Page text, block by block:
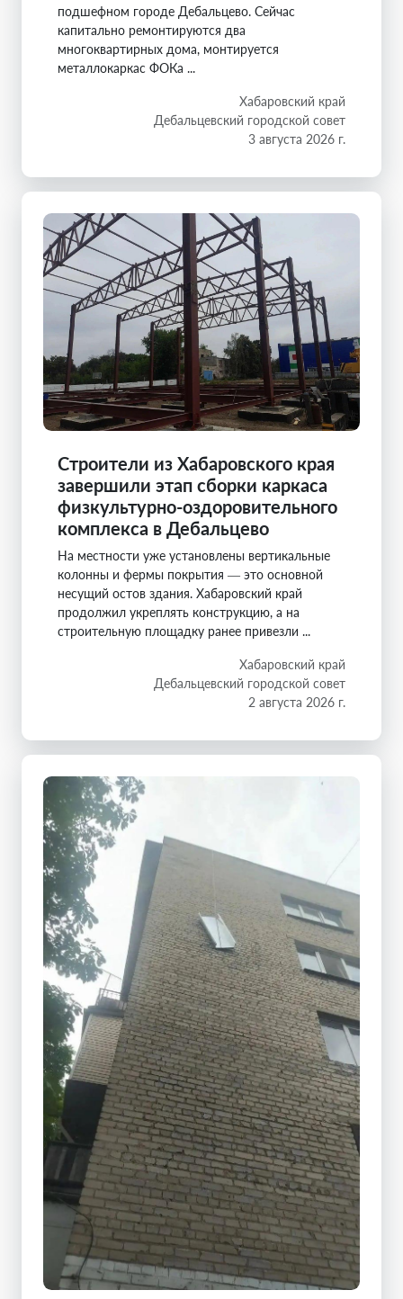
подшефном городе Дебальцево. Сейчас
капитально ремонтируются два
многоквартирных дома, монтируется
металлокаркас ФОКа ...
Хабаровский край
Дебальцевский городской совет
3 августа 2026 г.
Строители из Хабаровского края
завершили этап сборки каркаса
физкультурно-оздоровительного
комплекса в Дебальцево
На местности уже установлены вертикальные
колонны и фермы покрытия — это основной
несущий остов здания. Хабаровский край
продолжил укреплять конструкцию, а на
строительную площадку ранее привезли ...
Хабаровский край
Дебальцевский городской совет
2 августа 2026 г.